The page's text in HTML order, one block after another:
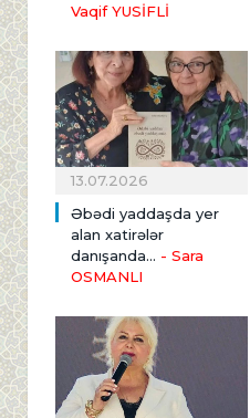
Vaqif YUSİFLİ
13.07.2026
Əbədi yaddaşda yer
alan xatirələr
danışanda... - Sara
OSMANLI